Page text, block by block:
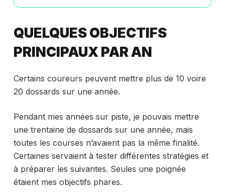
QUELQUES OBJECTIFS
PRINCIPAUX PAR AN
Certains coureurs peuvent mettre plus de 10 voire
20 dossards sur une année.
Pendant mes années sur piste, je pouvais mettre
une trentaine de dossards sur une année, mais
toutes les courses n’avaient pas la même finalité.
Certaines servaient à tester différentes stratégies et
à préparer les suivantes. Seules une poignée
étaient mes objectifs phares.